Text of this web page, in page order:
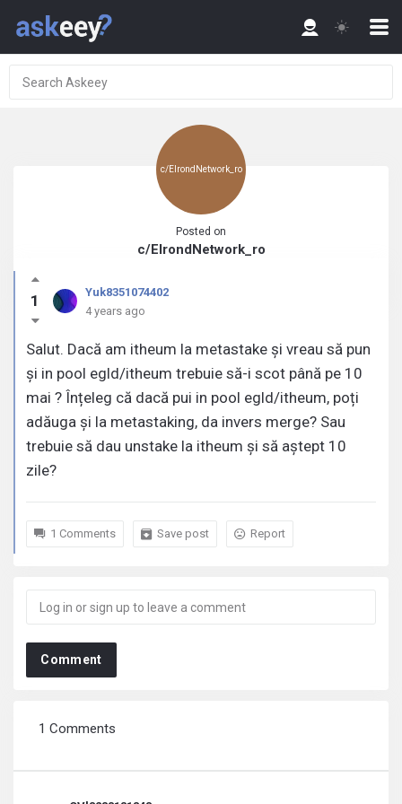
c/ElrondNetwork_ro
Posted on
c/ElrondNetwork_ro
1
Yuk8351074402
4 years ago
Salut. Dacă am itheum la metastake și vreau să pun
și in pool egld/itheum trebuie să-i scot până pe 10
mai ? Înțeleg că dacă pui in pool egld/itheum, poți
adăuga și la metastaking, da invers merge? Sau
trebuie să dau unstake la itheum și să aștept 10
zile?
1 Comments Save post Report
Comment
1 Comments